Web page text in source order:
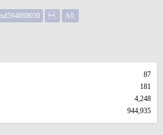
. A0.
87
181
4,248
944,935